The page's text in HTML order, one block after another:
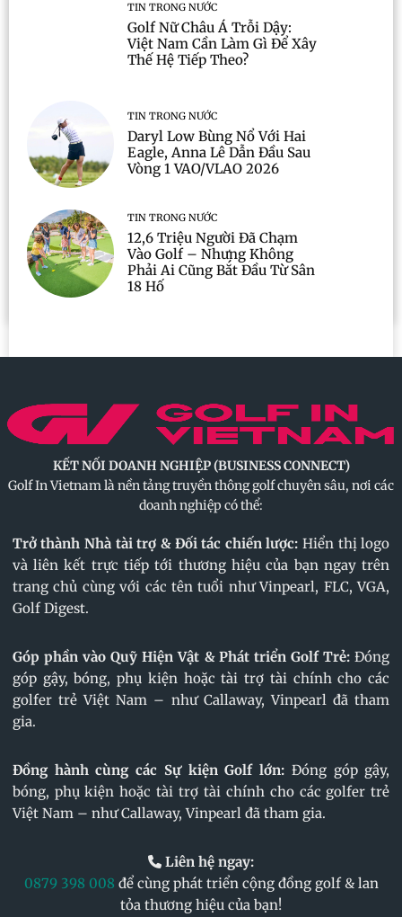
TIN TRONG NƯỚC
Golf Nữ Châu Á Trỗi Dậy:
Việt Nam Cần Làm Gì Để Xây
Thế Hệ Tiếp Theo?
TIN TRONG NƯỚC
Daryl Low Bùng Nổ Với Hai
Eagle, Anna Lê Dẫn Đầu Sau
Vòng 1 VAO/VLAO 2026
TIN TRONG NƯỚC
12,6 Triệu Người Đã Chạm
Vào Golf – Nhưng Không
Phải Ai Cũng Bắt Đầu Từ Sân
18 Hố
KẾT NỐI DOANH NGHIỆP (BUSINESS CONNECT)
Golf In Vietnam là nền tảng truyền thông golf chuyên sâu, nơi các
doanh nghiệp có thể:
Trở thành Nhà tài trợ & Đối tác chiến lược: Hiển thị logo
và liên kết trực tiếp tới thương hiệu của bạn ngay trên
trang chủ cùng với các tên tuổi như Vinpearl, FLC, VGA,
Golf Digest.
Góp phần vào Quỹ Hiện Vật & Phát triển Golf Trẻ: Đóng
góp gậy, bóng, phụ kiện hoặc tài trợ tài chính cho các
golfer trẻ Việt Nam – như Callaway, Vinpearl đã tham
gia.
Đồng hành cùng các Sự kiện Golf lớn: Đóng góp gậy,
bóng, phụ kiện hoặc tài trợ tài chính cho các golfer trẻ
Việt Nam – như Callaway, Vinpearl đã tham gia.
Liên hệ ngay:
0879 398 008 để cùng phát triển cộng đồng golf & lan
tỏa thương hiệu của bạn!